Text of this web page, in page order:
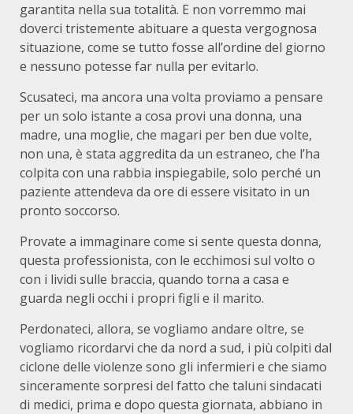
garantita nella sua totalità. E non vorremmo mai
doverci tristemente abituare a questa vergognosa
situazione, come se tutto fosse all’ordine del giorno
e nessuno potesse far nulla per evitarlo.
Scusateci, ma ancora una volta proviamo a pensare
per un solo istante a cosa provi una donna, una
madre, una moglie, che magari per ben due volte,
non una, è stata aggredita da un estraneo, che l’ha
colpita con una rabbia inspiegabile, solo perché un
paziente attendeva da ore di essere visitato in un
pronto soccorso.
Provate a immaginare come si sente questa donna,
questa professionista, con le ecchimosi sul volto o
con i lividi sulle braccia, quando torna a casa e
guarda negli occhi i propri figli e il marito.
Perdonateci, allora, se vogliamo andare oltre, se
vogliamo ricordarvi che da nord a sud, i più colpiti dal
ciclone delle violenze sono gli infermieri e che siamo
sinceramente sorpresi del fatto che taluni sindacati
di medici, prima e dopo questa giornata, abbiano in